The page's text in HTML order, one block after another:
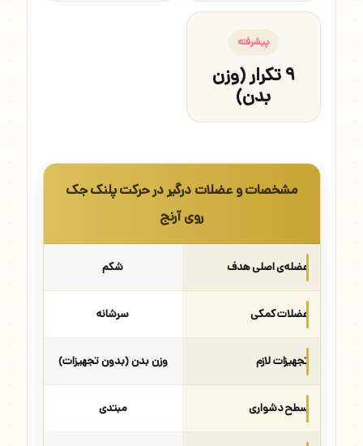
پیشرفته
۹ تکرار (وزن
بدن)
مشخصات و عضلات درگیر در حرکت پلنک جک
روی آرنج
عضله‌ی اصلی هدف شکم
عضلات کمکی سرشانه
تجهیزات لازم وزن بدن (بدون تجهیزات)
سطح دشواری مبتدی